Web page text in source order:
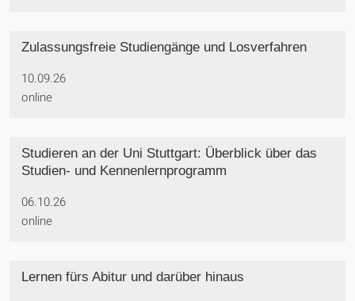
Zulassungsfreie Studiengänge und Losverfahren
10.09.26
online
Studieren an der Uni Stuttgart: Überblick über das
Studien- und Kennenlernprogramm
06.10.26
online
Lernen fürs Abitur und darüber hinaus